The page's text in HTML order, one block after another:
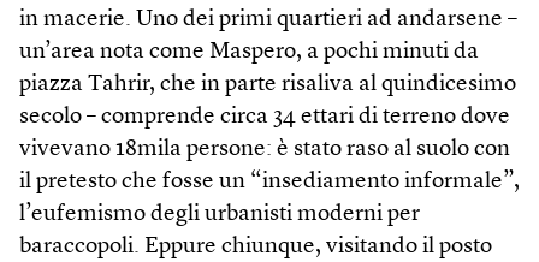
in macerie. Uno dei primi quartieri ad andarsene –
un’area nota come Maspero, a pochi minuti da
piazza Tahrir, che in parte risaliva al quindicesimo
secolo – comprende circa 34 ettari di terreno dove
vivevano 18mila persone: è stato raso al suolo con
il pretesto che fosse un “insediamento informale”,
l’eufemismo degli urbanisti moderni per
baraccopoli. Eppure chiunque, visitando il posto